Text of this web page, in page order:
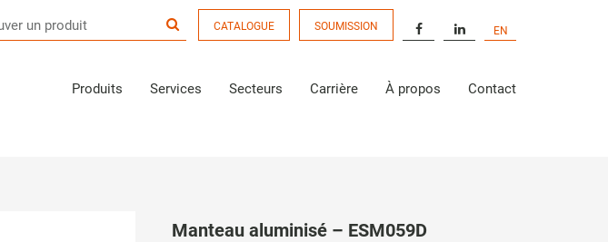
CATALOGUE SOUMISSION EN
Produits Services Secteurs Carrière À propos Contact
Manteau aluminisé – ESM059D